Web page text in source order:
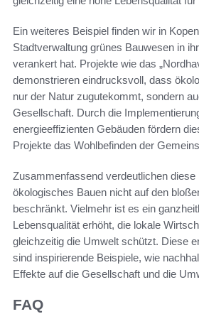
Ein weiteres Beispiel finden wir in
Stadtverwaltung grünes Bauwesen in
verankert hat. Projekte wie das
demonstrieren eindrucksvoll, dass
nur der Natur zugutekommt, sondern
Gesellschaft. Durch die
energieeffizienten Gebäuden fördern
Projekte das Wohlbefinden der
Zusammenfassend verdeutlichen
ökologisches Bauen nicht auf den
beschränkt. Vielmehr ist es ein
Lebensqualität erhöht, die lokale
gleichzeitig die Umwelt schützt. Diese
sind inspirierende Beispiele, wie
Effekte auf die Gesellschaft und die
FAQ